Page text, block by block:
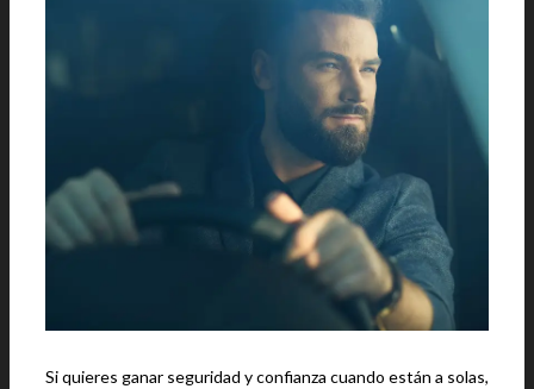
Si quieres ganar seguridad y confianza cuando están a solas,